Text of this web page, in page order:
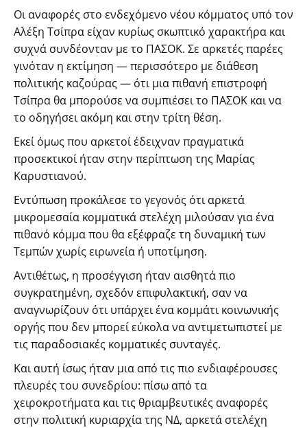
Οι αναφορές στο ενδεχόμενο νέου κόμματος υπό τον
Αλέξη Τσίπρα είχαν κυρίως σκωπτικό χαρακτήρα και
συχνά συνδέονταν με το ΠΑΣΟΚ. Σε αρκετές παρέες
γινόταν η εκτίμηση — περισσότερο με διάθεση
πολιτικής καζούρας — ότι μια πιθανή επιστροφή
Τσίπρα θα μπορούσε να συμπιέσει το ΠΑΣΟΚ και να
το οδηγήσει ακόμη και στην τρίτη θέση.
Εκεί όμως που αρκετοί έδειχναν πραγματικά
προσεκτικοί ήταν στην περίπτωση της Μαρίας
Καρυστιανού.
Εντύπωση προκάλεσε το γεγονός ότι αρκετά
μικρομεσαία κομματικά στελέχη μιλούσαν για ένα
πιθανό κόμμα που θα εξέφραζε τη δυναμική των
Τεμπών χωρίς ειρωνεία ή υποτίμηση.
Αντιθέτως, η προσέγγιση ήταν αισθητά πιο
συγκρατημένη, σχεδόν επιφυλακτική, σαν να
αναγνωρίζουν ότι υπάρχει ένα κομμάτι κοινωνικής
οργής που δεν μπορεί εύκολα να αντιμετωπιστεί με
τις παραδοσιακές κομματικές συνταγές.
Και αυτή ίσως ήταν μια από τις πιο ενδιαφέρουσες
πλευρές του συνεδρίου: πίσω από τα
χειροκροτήματα και τις θριαμβευτικές αναφορές
στην πολιτική κυριαρχία της ΝΔ, αρκετά στελέχη